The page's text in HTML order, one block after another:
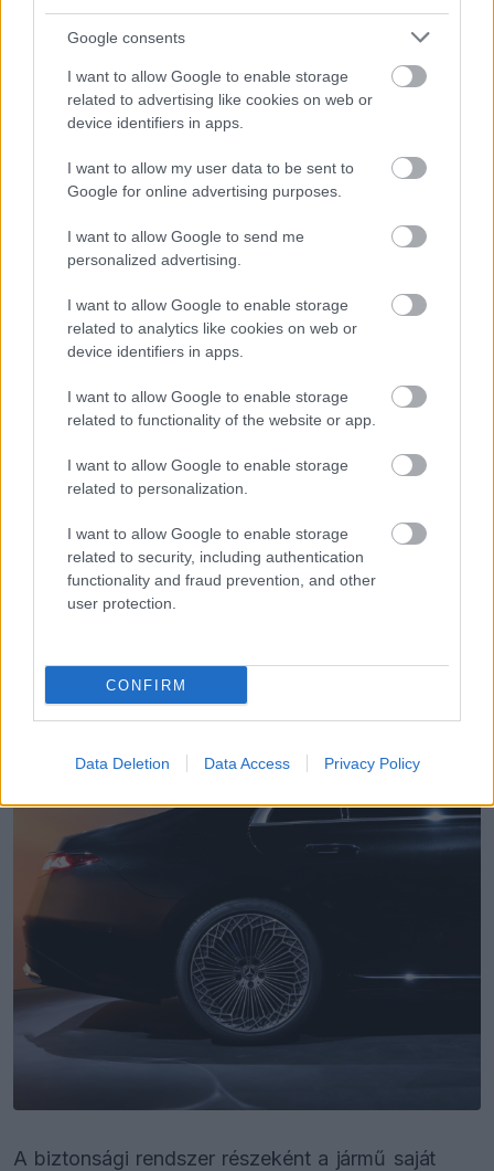
Google consents
I want to allow Google to enable storage
related to advertising like cookies on web or
device identifiers in apps.
I want to allow my user data to be sent to
Google for online advertising purposes.
I want to allow Google to send me
personalized advertising.
I want to allow Google to enable storage
related to analytics like cookies on web or
device identifiers in apps.
I want to allow Google to enable storage
related to functionality of the website or app.
I want to allow Google to enable storage
related to personalization.
I want to allow Google to enable storage
related to security, including authentication
functionality and fraud prevention, and other
user protection.
CONFIRM
Data Deletion Data Access Privacy Policy
Annak ellenére, hogy a jármű tömege és
190 km/h-s végsebességre képes, melyet
jóval fontosabb, hogy a limuzin nemcsak az
üvegezett, hanem az átlátszatlan
karosszériaelemeknél is VR10-es védelmet biztosít
– ez olyan páncélvédelmet jelent, amely még a
3.846 joule energiájú lövedékeket is képes
kivédeni.
A VR-besorolás alsóbb fokozatai – például a VR1
– csak kis kaliberű fegyverek ellen nyújtanak
fegyverekkel szemben is hatékony. A VR10
azonban a legkomolyabb támadások ellen is
A biztonsági rendszer részeként a jármű saját